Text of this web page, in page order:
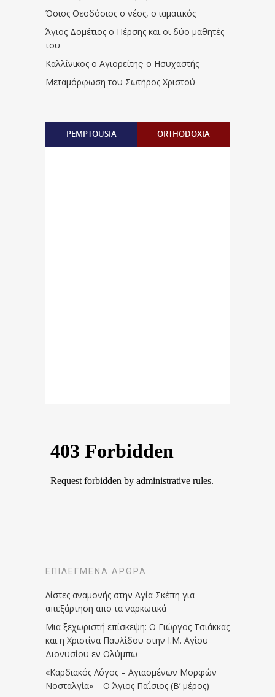
Όσιος Θεοδόσιος ο νέος, ο ιαματικός
Άγιος Δομέτιος ο Πέρσης και οι δύο μαθητές
του
Καλλίνικος ο Αγιορείτης · ο Ησυχαστής
Μεταμόρφωση του Σωτήρος Χριστού
PEMPTOUSIA ORTHODOXIA
ΕΠΙΛΕΓΜΈΝΑ ΆΡΘΡΑ
Λίστες αναμονής στην Αγία Σκέπη για
απεξάρτηση απο τα ναρκωτικά
Μια ξεχωριστή επίσκεψη: Ο Γιώργος Τσιάκκας
και η Χριστίνα Παυλίδου στην Ι.Μ. Αγίου
Διονυσίου εν Ολύμπω
«Καρδιακός Λόγος – Αγιασμένων Μορφών
Νοσταλγία» – Ο Άγιος Παΐσιος (Β’ μέρος)